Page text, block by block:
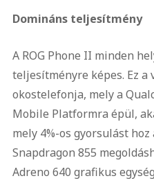
Domináns teljesítmény
A ROG Phone II minden
teljesítményre képes. Ez a
okostelefonja, mely a
Mobile Platformra épül,
mely 4%-os gyorsulást
Snapdragon 855
Adreno 640 grafikus